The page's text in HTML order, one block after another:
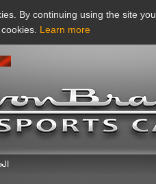
By continuing using the site you
Learn more